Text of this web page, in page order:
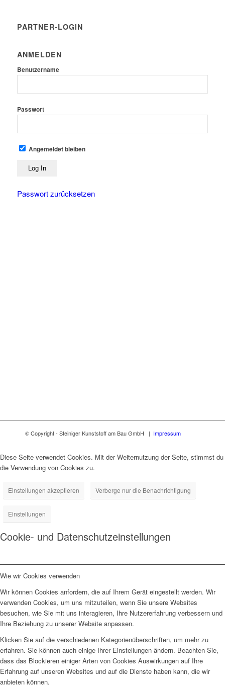
PARTNER-LOGIN
ANMELDEN
Benutzername
Passwort
Angemeldet bleiben
Passwort zurücksetzen
© Copyright - Steiniger Kunststoff am Bau GmbH | Impressum
Diese Seite verwendet Cookies. Mit der Weiternutzung der Seite, stimmst du
die Verwendung von Cookies zu.
Einstellungen akzeptieren Verberge nur die Benachrichtigung
Einstellungen
Cookie- und Datenschutzeinstellungen
Wie wir Cookies verwenden
Wir können Cookies anfordern, die auf Ihrem Gerät eingestellt werden. Wir
verwenden Cookies, um uns mitzuteilen, wenn Sie unsere Websites
besuchen, wie Sie mit uns interagieren, Ihre Nutzererfahrung verbessern und
Ihre Beziehung zu unserer Website anpassen.
Klicken Sie auf die verschiedenen Kategorienüberschriften, um mehr zu
erfahren. Sie können auch einige Ihrer Einstellungen ändern. Beachten Sie,
dass das Blockieren einiger Arten von Cookies Auswirkungen auf Ihre
Erfahrung auf unseren Websites und auf die Dienste haben kann, die wir
anbieten können.